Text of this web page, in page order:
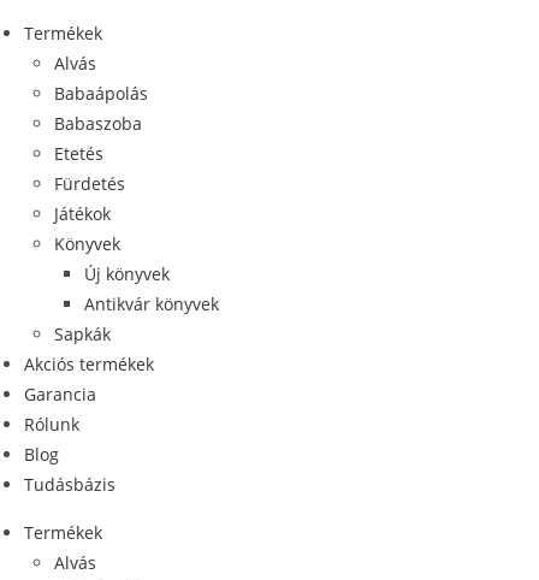
Skip
content
Termékek
Alvás
Babaápolás
Babaszoba
Etetés
Fürdetés
Játékok
Könyvek
Új könyvek
Antikvár könyvek
Sapkák
Akciós termékek
Garancia
Rólunk
Blog
Tudásbázis
Termékek
Alvás